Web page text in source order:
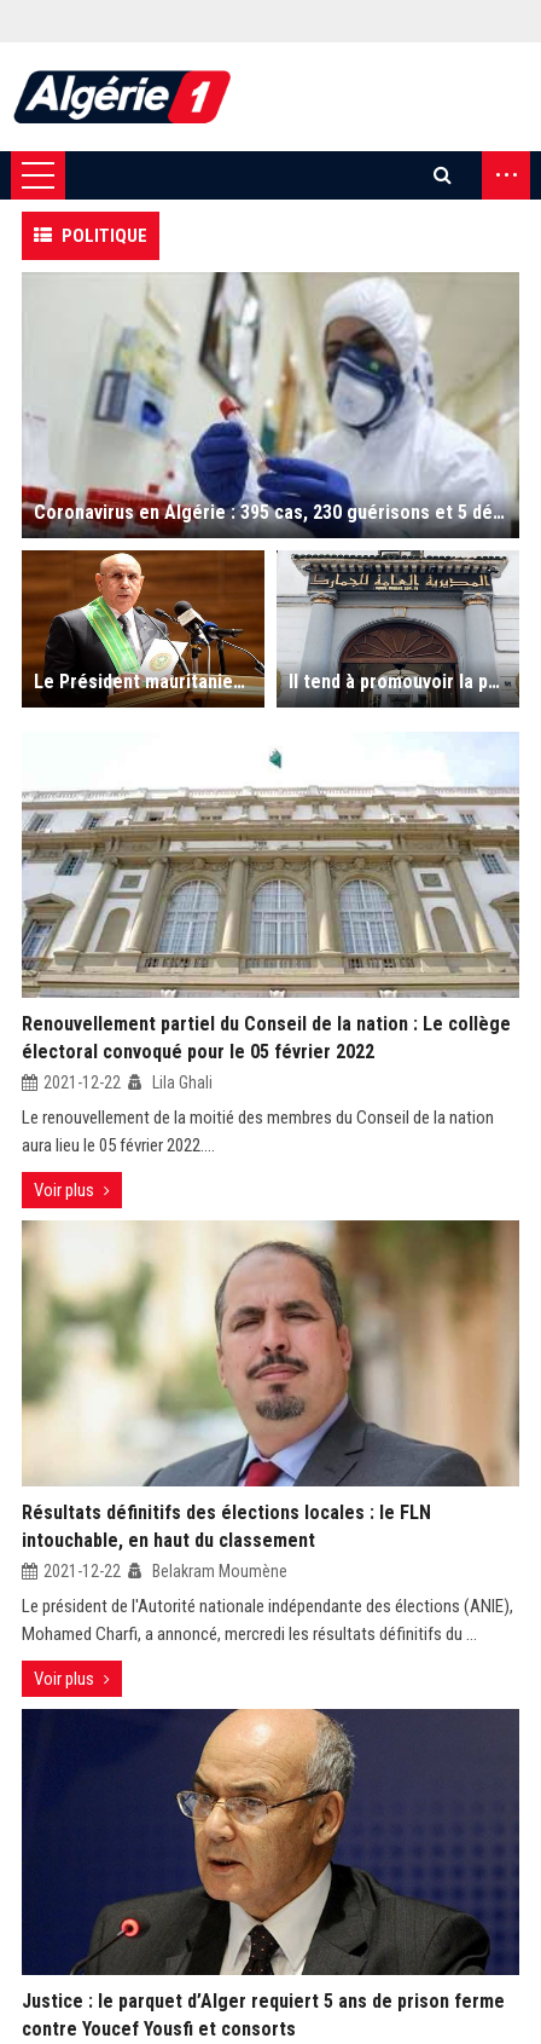
...
POLITIQUE
Coronavirus en Algérie : 395 cas, 230 guérisons et 5 décès ces dernières 24h
Le Président mauritanien entame une visite d'Etat en Algérie à partir de lundi Il tend à promouvoir la performance douanière : la DGD opère un mouvement partiel «important» au sein de ses responsables
Renouvellement partiel du Conseil de la nation : Le collège
électoral convoqué pour le 05 février 2022
2021-12-22 Lila Ghali
Le renouvellement de la moitié des membres du Conseil de la nation
aura lieu le 05 février 2022....
Voir plus
Résultats définitifs des élections locales : le FLN
intouchable, en haut du classement
2021-12-22 Belakram Moumène
Le président de l'Autorité nationale indépendante des élections (ANIE),
Mohamed Charfi, a annoncé, mercredi les résultats définitifs du ...
Voir plus
Justice : le parquet d’Alger requiert 5 ans de prison ferme
contre Youcef Yousfi et consorts